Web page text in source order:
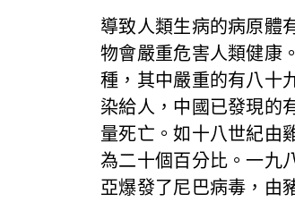
導致人類生病的病原體
物會嚴重危害人類健康
種，其中嚴重的有八十
染給人，中國已發現的
量死亡。如十八世紀由
為二十個百分比。一九
亞爆發了尼巴病毒，由